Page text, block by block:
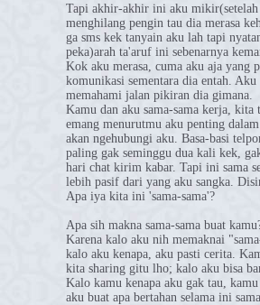
Tapi akhir-akhir ini aku mikir(setelah
menghilang pengin tau dia merasa
ga sms kek tanyain aku lah tapi
peka)arah ta'aruf ini sebenarnya
Kok aku merasa, cuma aku aja yang
komunikasi sementara dia entah. Aku
memahami jalan pikiran dia gimana.
Kamu dan aku sama-sama kerja, kita
emang menurutmu aku penting
akan ngehubungi aku. Basa-basi
paling gak seminggu dua kali kek,
hari chat kirim kabar. Tapi ini sama
lebih pasif dari yang aku sangka.
Apa iya kita ini 'sama-sama'?
Apa sih makna sama-sama buat
Karena kalo aku nih memaknai
kalo aku kenapa, aku pasti cerita.
kita sharing gitu lho; kalo aku bisa
Kalo kamu kenapa aku gak tau, kamu
aku buat apa bertahan selama ini